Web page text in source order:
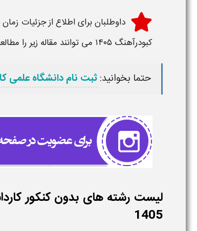
داوطلبان برای اطلاع از جزئیات
کبودرآهنگ ۱۴۰۵
می توانند مقاله زیر را
حتما بخوانید:ثبت نام دانشگاه علمی
لیست رشته های بدون کنکور
1405